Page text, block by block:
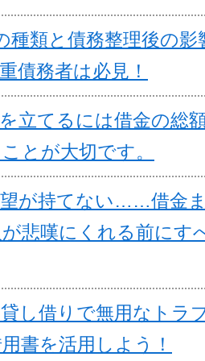
種類と債務整理後の影
債務者は必見！
立てるには借金の総
とが大切です。
望が持てない……借金
悲嘆にくれる前にす
し借りで無用なトラ
書を活用しよう！